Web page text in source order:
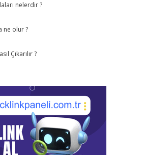
nelerdir ?
ne olur ?
Çıkarılır ?